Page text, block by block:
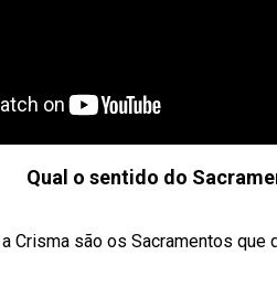
Qual o sentido do
Crisma são os Sacramentos